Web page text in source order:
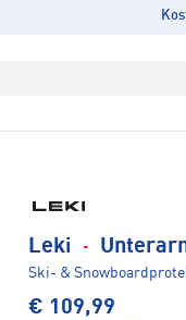
Leki ·
Ski- &
€ 109,99